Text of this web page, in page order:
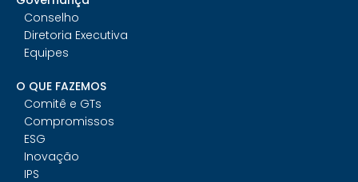
Conselho
Diretoria Executiva
Equipes
O QUE FAZEMOS
Comitê e GTs
Compromissos
ESG
Inovação
IPS